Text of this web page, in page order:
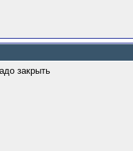
закрыть